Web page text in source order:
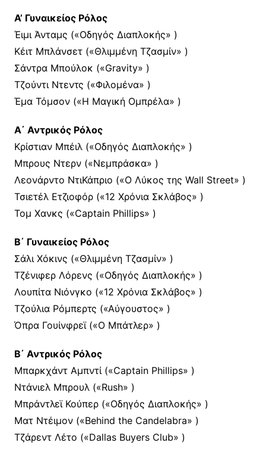
Α’ Γυναικείος Ρόλος
Έιμι Άνταμς («Οδηγός Διαπλοκής» )
Κέιτ Μπλάνσετ («Θλιμμένη Τζασμίν» )
Σάντρα Μπούλοκ («Gravity» )
Τζούντι Ντεντς («Φιλομένα» )
Έμα Τόμσον («Η Μαγική Ομπρέλα» )
Α΄ Αντρικός Ρόλος
Κρίστιαν Μπέιλ («Οδηγός Διαπλοκής» )
Μπρους Ντερν («Νεμπράσκα» )
Λεονάρντο ΝτιΚάπριο («Ο Λύκος της Wall Street» )
Τσιετέλ Ετζιοφόρ («12 Χρόνια Σκλάβος» )
Τομ Χανκς («Captain Phillips» )
Β΄ Γυναικείος Ρόλος
Σάλι Χόκινς («Θλιμμένη Τζασμίν» )
Τζένιφερ Λόρενς («Οδηγός Διαπλοκής» )
Λουπίτα Νιόνγκο («12 Χρόνια Σκλάβος» )
Τζούλια Ρόμπερτς («Αύγουστος» )
Όπρα Γουίνφρεϊ («Ο Μπάτλερ» )
Β΄ Αντρικός Ρόλος
Μπαρκχάντ Αμπντί («Captain Phillips» )
Ντάνιελ Μπρουλ («Rush» )
Μπράντλεϊ Κούπερ («Οδηγός Διαπλοκής» )
Ματ Ντέιμον («Behind the Candelabra» )
Τζάρεντ Λέτο («Dallas Buyers Club» )